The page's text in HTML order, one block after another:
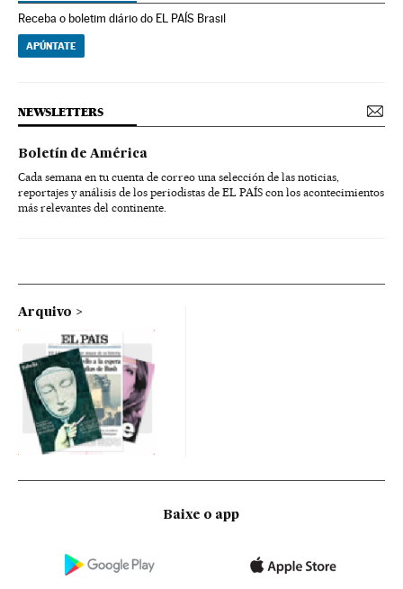
Receba o boletim diário do EL PAÍS Brasil
APÚNTATE
NEWSLETTERS
Boletín de América
Cada semana en tu cuenta de correo una selección de las noticias,
reportajes y análisis de los periodistas de EL PAÍS con los acontecimientos
más relevantes del continente.
Arquivo
Baixe o app